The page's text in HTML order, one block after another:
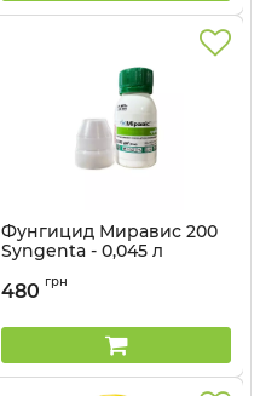
Фунгицид Миравис 200
Syngenta - 0,045 л
480 грн